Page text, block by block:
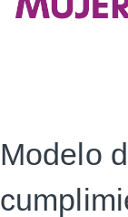
Modelo